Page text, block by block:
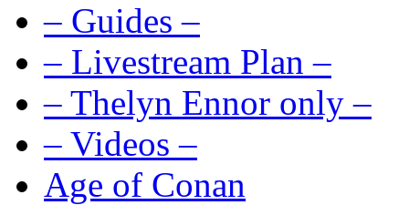
– Guides –
– Livestream Plan –
– Thelyn Ennor only –
– Videos –
Age of Conan